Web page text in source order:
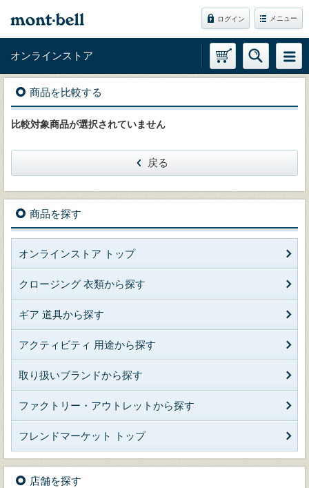
ログイン メニュー
オンラインストア
商品を比較する
比較対象商品が選択されていません
戻る
商品を探す
オンラインストア トップ
クロージング 衣類から探す
ギア 道具から探す
アクティビティ 用途から探す
取り扱いブランドから探す
ファクトリー・アウトレットから探す
フレンドマーケット トップ
店舗を探す